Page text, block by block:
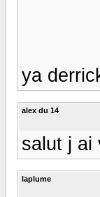
ya
alex du 14
salut j ai
laplume